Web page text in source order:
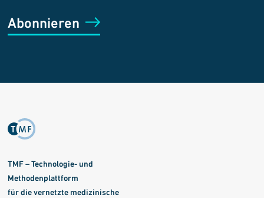
Abonnieren
TMF – Technologie- und
Methodenplattform
für die vernetzte medizinische